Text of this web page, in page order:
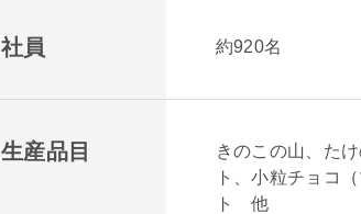
社員 約920名
生産品目
きのこの山、た
ト、小粒チョコ
ト 他